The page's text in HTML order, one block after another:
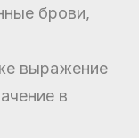
брови,
выражение
в